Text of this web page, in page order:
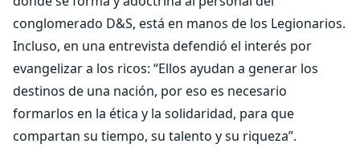
conglomerado D&S, está en manos de los Legionarios.
Incluso, en una entrevista defendió el interés por
evangelizar a los ricos: “Ellos ayudan a generar los
destinos de una nación, por eso es necesario
formarlos en la ética y la solidaridad, para que
compartan su tiempo, su talento y su riqueza”.